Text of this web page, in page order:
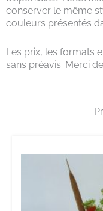
conserver le même
couleurs présentés
Les prix, les formats
sans préavis. Merci